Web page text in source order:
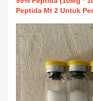
Peptida Mt 2 Untuk